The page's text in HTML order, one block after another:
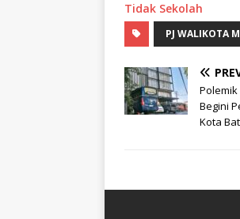
Tidak Sekolah
PJ WALIKOTA
Begini
Kota